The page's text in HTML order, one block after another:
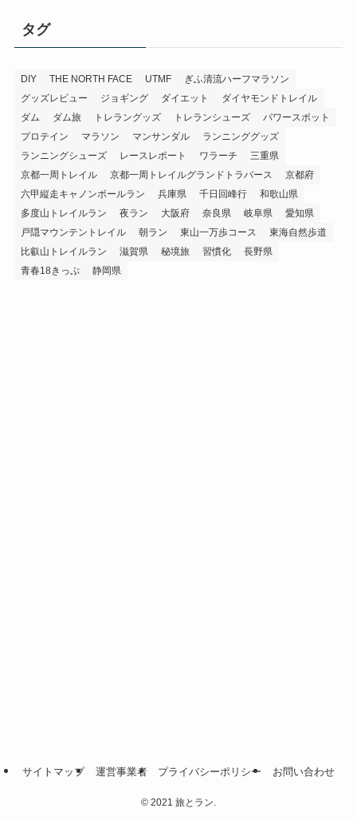
タグ
DIY THE NORTH FACE UTMF
ぎふ清流ハーフマラソン
グッズレビュー
ジョギング ダイエット
ダイヤモンドトレイル
ダム
ダム旅 トレラングッズ トレランシューズ
パワースポット
プロテイン
マラソン マンサンダル
ランニンググッズ
ランニングシューズ
レースレポート ワラーチ
三重県
京都一周トレイル
京都一周トレイルグランドトラバース
京都府
六甲縦走キャノンボールラン
兵庫県 千日回峰行
和歌山県
多度山トレイルラン
夜ラン 大阪府 奈良県 岐阜県
愛知県
戸隠マウンテントレイル
朝ラン 東山一万歩コース
東海自然歩道
比叡山トレイルラン
滋賀県 秘境旅 習慣化
長野県
青春18きっぷ
静岡県
サイトマップ 運営事業者 プライバシーポリシー お問い合わせ
© 2021 旅とラン.